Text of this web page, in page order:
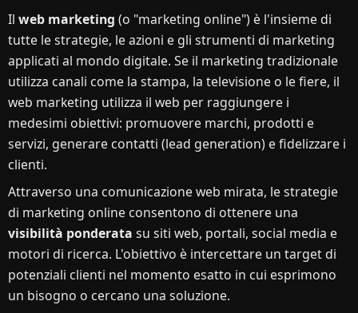
Il web marketing (o "marketing online") è l'insieme di
tutte le strategie, le azioni e gli strumenti di marketing
applicati al mondo digitale. Se il marketing tradizionale
utilizza canali come la stampa, la televisione o le fiere, il
web marketing utilizza il web per raggiungere i
medesimi obiettivi: promuovere marchi, prodotti e
servizi, generare contatti (lead generation) e fidelizzare i
clienti.
Attraverso una comunicazione web mirata, le strategie
di marketing online consentono di ottenere una
visibilità ponderata su siti web, portali, social media e
motori di ricerca. L'obiettivo è intercettare un target di
potenziali clienti nel momento esatto in cui esprimono
un bisogno o cercano una soluzione.